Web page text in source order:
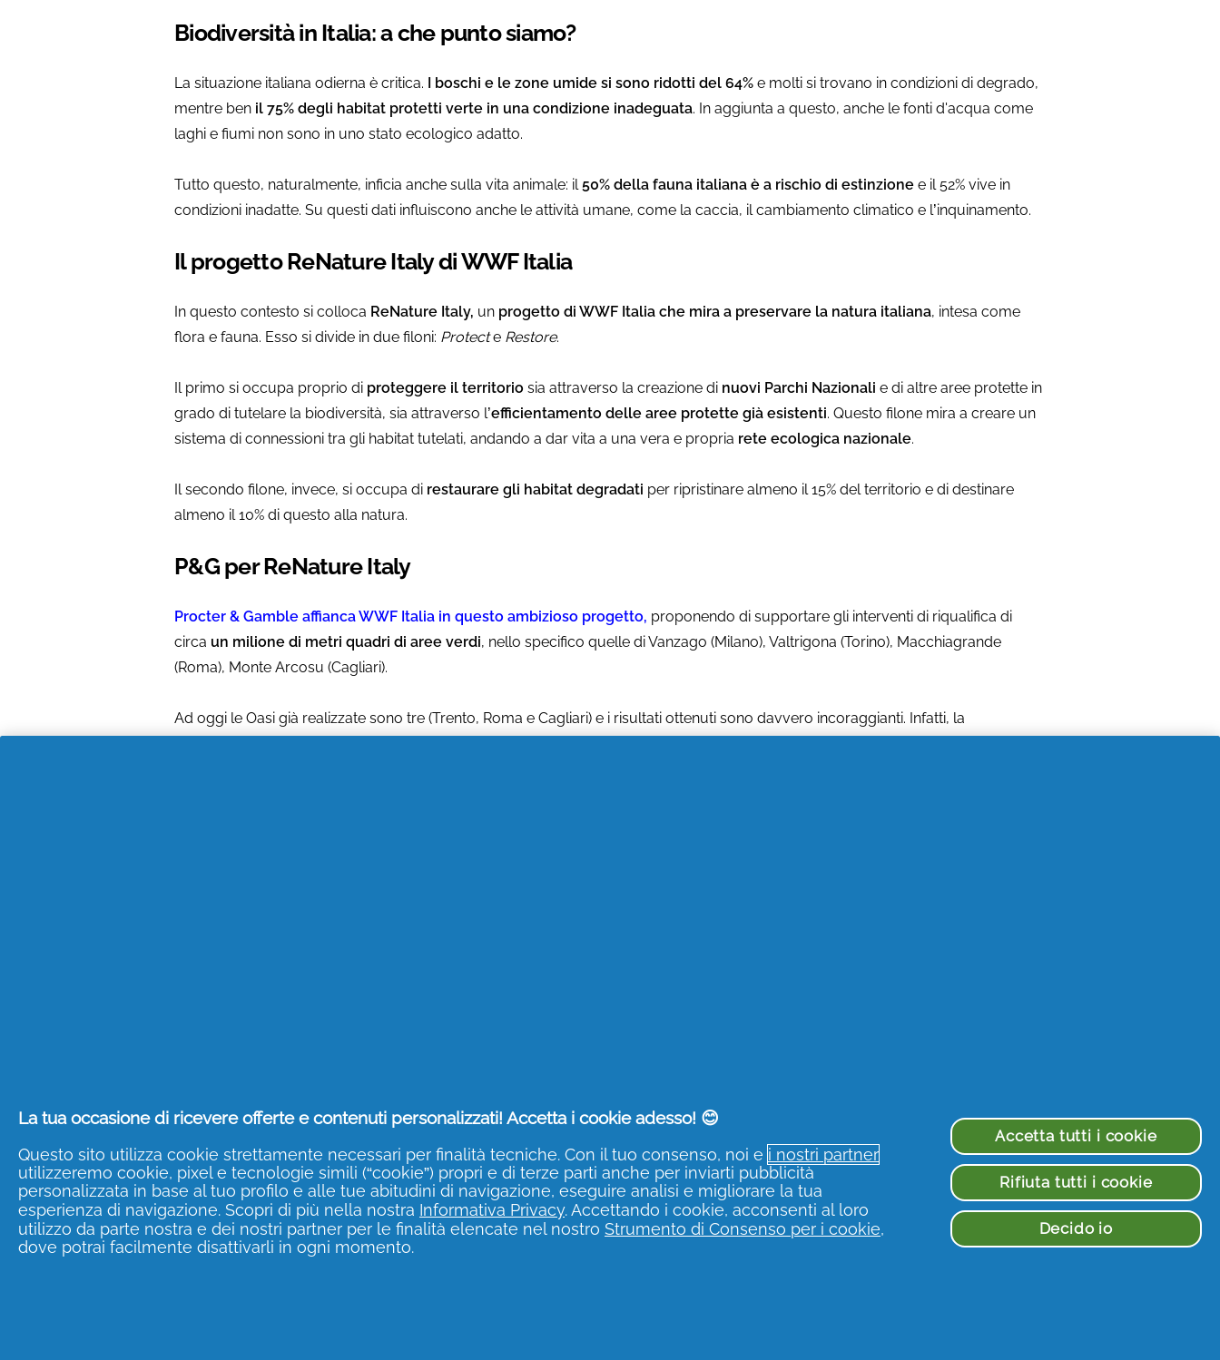
Biodiversità in Italia: a che punto siamo?
La situazione italiana odierna è critica. I boschi e le zone umide si sono ridotti del 64% e molti si trovano in condizioni di degrado,
mentre ben il 75% degli habitat protetti verte in una condizione inadeguata. In aggiunta a questo, anche le fonti d'acqua come
laghi e fiumi non sono in uno stato ecologico adatto.
Tutto questo, naturalmente, inficia anche sulla vita animale: il50% della fauna italiana è a rischio di estinzione e il 52% vive in
condizioni inadatte. Su questi dati influiscono anche le attività umane, come la caccia, il cambiamento climatico e l’inquinamento.
Il progetto ReNature Italy di WWF Italia
In questo contesto si colloca ReNature Italy, un progetto di WWF Italia che mira a preservare la natura italiana, intesa come
flora e fauna. Esso si divide in due filoni: Protecte Restore.
Il primo si occupa proprio di proteggere il territorio sia attraverso la creazione di nuovi Parchi Nazionali e di altre aree protette in
grado di tutelare la biodiversità, sia attraverso l’efficientamento delle aree protette già esistenti. Questo filone mira a creare un
sistema di connessioni tra gli habitat tutelati, andando a dar vita a una vera e propria rete ecologica nazionale.
Il secondo filone, invece, si occupa di restaurare gli habitat degradati per ripristinare almeno il 15% del territorio e di destinare
almeno il 10% di questo alla natura.
P&G per ReNature Italy
Procter & Gamble affianca WWF Italia in questo ambizioso progetto, proponendo di supportare gli interventi di riqualifica di
circa un milione di metri quadri di aree verdi, nello specifico quelle di Vanzago (Milano), Valtrigona (Torino), Macchiagrande
(Roma), Monte Arcosu (Cagliari).
Ad oggi le Oasi già realizzate sono tre (Trento, Roma e Cagliari) e i risultati ottenuti sono davvero incoraggianti. Infatti, la
di Per Te sui prodotti P&G!
Ti basta accedere allapagina di registrazione di Per Te, completare i campi vuoti inserendo i tuoi dati e cliccare sul pulsante
“Registrati”.
In questo modo potrai ricevereaggiornamenti su promozioni, nuovi
sui tuoi acquisti e tantissime
La tua occasione di ricevere offerte e contenuti personalizzati! Accetta i cookie adesso! 😊
Questo sito utilizza cookie strettamente necessari per finalità tecniche. Con il tuo consenso, noi e i nostri partner
utilizzeremo cookie, pixel e tecnologie simili (“cookie”) propri e di terze parti anche per inviarti pubblicità
personalizzata in base al tuo profilo e alle tue abitudini di navigazione, eseguire analisi e migliorare la tua
esperienza di navigazione. Scopri di più nella nostra Informativa Privacy. Accettando i cookie, acconsenti al loro
utilizzo da parte nostra e dei nostri partner per le finalità elencate nel nostro Strumento di Consenso per i cookie,
dove potrai facilmente disattivarli in ogni momento.
Accetta tutti i cookie
Rifiuta tutti i cookie
Decido io